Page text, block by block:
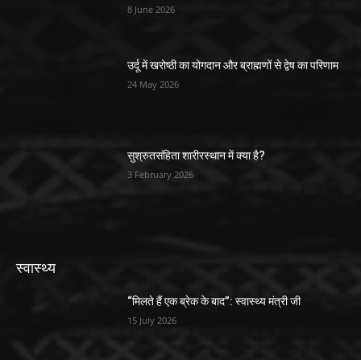
8 June 2026
उर्दू में खरोष्ठी का योगदान और ब्राह्मणों से द्वेष का परिणाम
24 May 2026
सुश्रुतसंहिता शारीरस्थान में क्या है?
3 February 2026
स्वास्थ्य
“मिलते हैं एक ब्रेक के बाद”: स्वास्थ्य मंत्री जी
15 July 2026